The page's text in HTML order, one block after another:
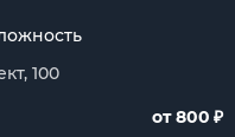
100
от 800 ₽